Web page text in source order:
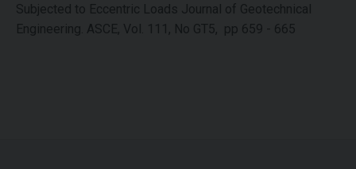
Subjected to Eccentric Loads Journal of Geotechnical
Engineering. ASCE, Vol. 111, No GT5, pp 659 - 665